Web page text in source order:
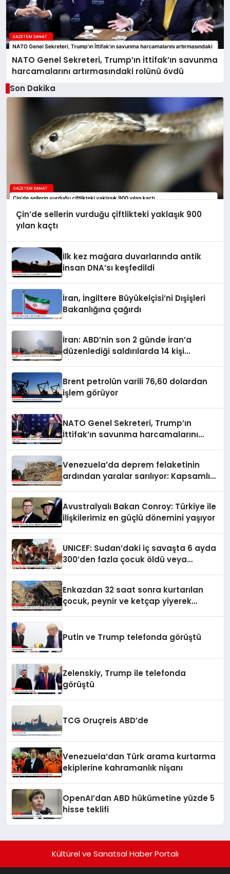
NATO Genel Sekreteri, Trump’ın İttifak’ın savunma
harcamalarını artırmasındaki rolünü övdü
Son Dakika
Çin’de sellerin vurduğu çiftlikteki yaklaşık 900
yılan kaçtı
İlk kez mağara duvarlarında antik
insan DNA’sı keşfedildi
İran, İngiltere Büyükelçisi’ni Dışişleri
Bakanlığına çağırdı
İran: ABD’nin son 2 günde İran’a
düzenlediği saldırılarda 14 kişi
Brent petrolün varili 76,60 dolardan
işlem görüyor
NATO Genel Sekreteri, Trump’ın
İttifak’ın savunma harcamalarını
Venezuela’da deprem felaketinin
ardından yaralar sarılıyor: Kapsamlı
Avustralyalı Bakan Conroy: Türkiye ile
ilişkilerimiz en güçlü dönemini yaşıyor
UNICEF: Sudan’daki iç savaşta 6 ayda
300’den fazla çocuk öldü veya
Enkazdan 32 saat sonra kurtarılan
çocuk, peynir ve ketçap yiyerek
Putin ve Trump telefonda görüştü
Zelenskiy, Trump ile telefonda
görüştü
TCG Oruçreis ABD’de
Venezuela’dan Türk arama kurtarma
ekiplerine kahramanlık nişanı
OpenAI’dan ABD hükümetine yüzde 5
hisse teklifi
Kültürel ve Sanatsal Haber Portalı